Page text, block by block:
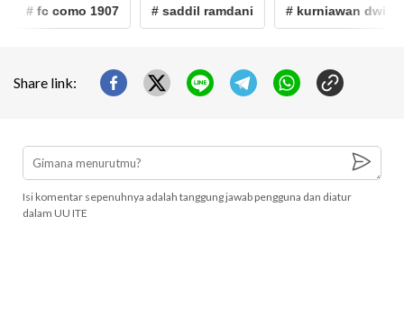
# fc como 1907 # saddil ramdani # kurniawan dwi
Share link:
Isi komentar sepenuhnya adalah tanggung jawab pengguna dan diatur
dalam UU ITE